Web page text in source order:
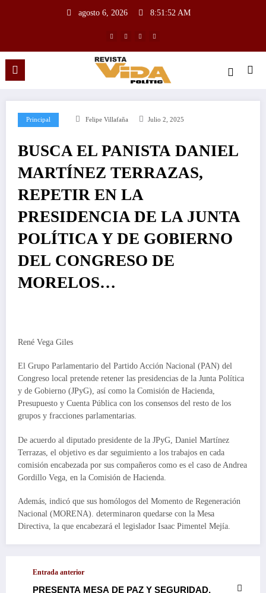
agosto 6, 2026 8:51:53 AM
Principal Felipe Villafaña Julio 2, 2025
BUSCA EL PANISTA DANIEL
MARTÍNEZ TERRAZAS,
REPETIR EN LA
PRESIDENCIA DE LA JUNTA
POLÍTICA Y DE GOBIERNO
DEL CONGRESO DE
MORELOS…
René Vega Giles
El Grupo Parlamentario del Partido Acción Nacional (PAN) del
Congreso local pretende retener las presidencias de la Junta Política
y de Gobierno (JPyG), así como la Comisión de Hacienda,
Presupuesto y Cuenta Pública con los consensos del resto de los
grupos y fracciones parlamentarias.
De acuerdo al diputado presidente de la JPyG, Daniel Martínez
Terrazas, el objetivo es dar seguimiento a los trabajos en cada
comisión encabezada por sus compañeros como es el caso de Andrea
Gordillo Vega, en la Comisión de Hacienda.
Además, indicó que sus homólogos del Momento de Regeneración
Nacional (MORENA). determinaron quedarse con la Mesa
Directiva, la que encabezará el legislador Isaac Pimentel Mejía.
Entrada anterior
PRESENTA MESA DE PAZ Y SEGURIDAD,